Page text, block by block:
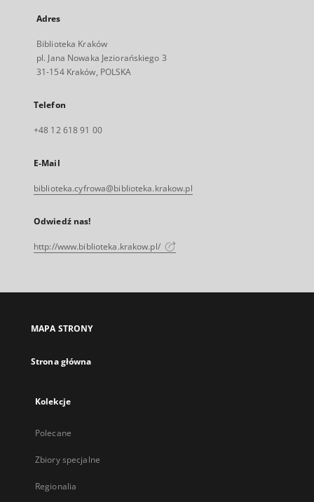
Adres
Biblioteka Kraków
pl. Jana Nowaka Jeziorańskiego 3
31-154 Kraków, POLSKA
Telefon
+48 12 618 91 00
E-Mail
biblioteka.cyfrowa@biblioteka.krakow.pl
Odwiedź nas!
http://www.biblioteka.krakow.pl/
MAPA STRONY
Strona główna
Kolekcje
Polecane
Zbiory specjalne
Regionalia